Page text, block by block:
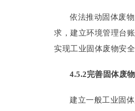
依法推动固体废
求，建立环境管理台
实现工业固体废物安全
4.5.2完善固体废
建立一般工业固